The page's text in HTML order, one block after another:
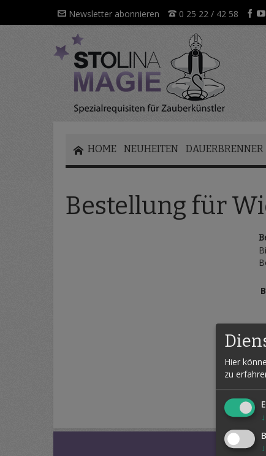
Direkt
Inhalt
Newsletter abonnieren 0 25 22 / 42 58
HOME NEUHEITEN DAUERBRENNER
Bestellung für
Hier
zu
↓
↓